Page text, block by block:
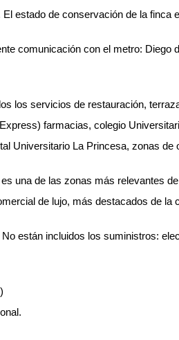
estado de conservación de la finca
comunicación con el metro: Diego
los servicios de restauración,
farmacias, colegio
Universitario La Princesa, zonas de
una de las zonas más relevantes
de lujo, más destacados de la
No están incluidos los suministros: